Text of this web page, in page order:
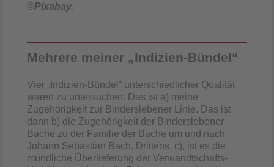
©Pixabay.
Mehrere meiner „Indizien-Bündel“
Vier „Indizien-Bündel“ unterschiedlicher Qualität
waren zu untersuchen. Das ist a) meine
Zugehörigkeit zur Binderslebener Linie. Das ist
dann b) die Zugehörigkeit der Binderslebener
Bache zu der Familie der Bache um und nach
Johann Sebastian Bach. Drittens, c), ist es die
mündliche Überlieferung der Verwandtschafts-